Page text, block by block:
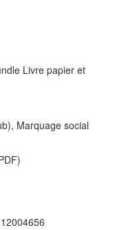
Livre papier et
Marquage social